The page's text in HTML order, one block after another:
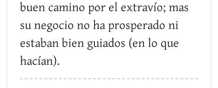
buen camino por el extravío; mas
su negocio no ha prosperado ni
estaban bien guiados (en lo que
hacían).